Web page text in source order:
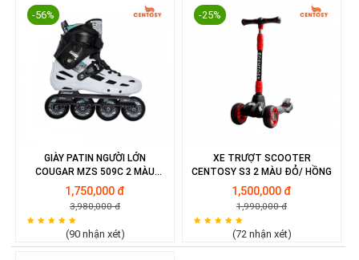
-56%
GIÀY PATIN NGƯỜI LỚN
COUGAR MZS 509C 2 MÀU
ĐEN/ TRẮNG
1,750,000 đ
3,980,000 đ
(90 nhận xét)
-25%
XE TRƯỢT SCOOTER
CENTOSY S3 2 MÀU ĐỎ/ HỒNG
1,500,000 đ
1,990,000 đ
(72 nhận xét)